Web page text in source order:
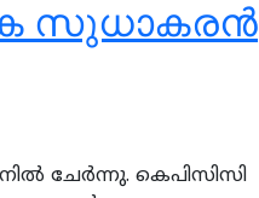
സുധാകരൻ
ചേര്‍ന്നു. കെപിസിസി